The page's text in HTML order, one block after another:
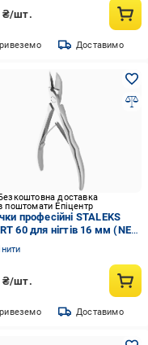
₴/шт.
Доставимо
доставка
поштомати Епіцентр
професійні STALEKS
60 для нігтів 16 мм (NE-
₴/шт.
Доставимо